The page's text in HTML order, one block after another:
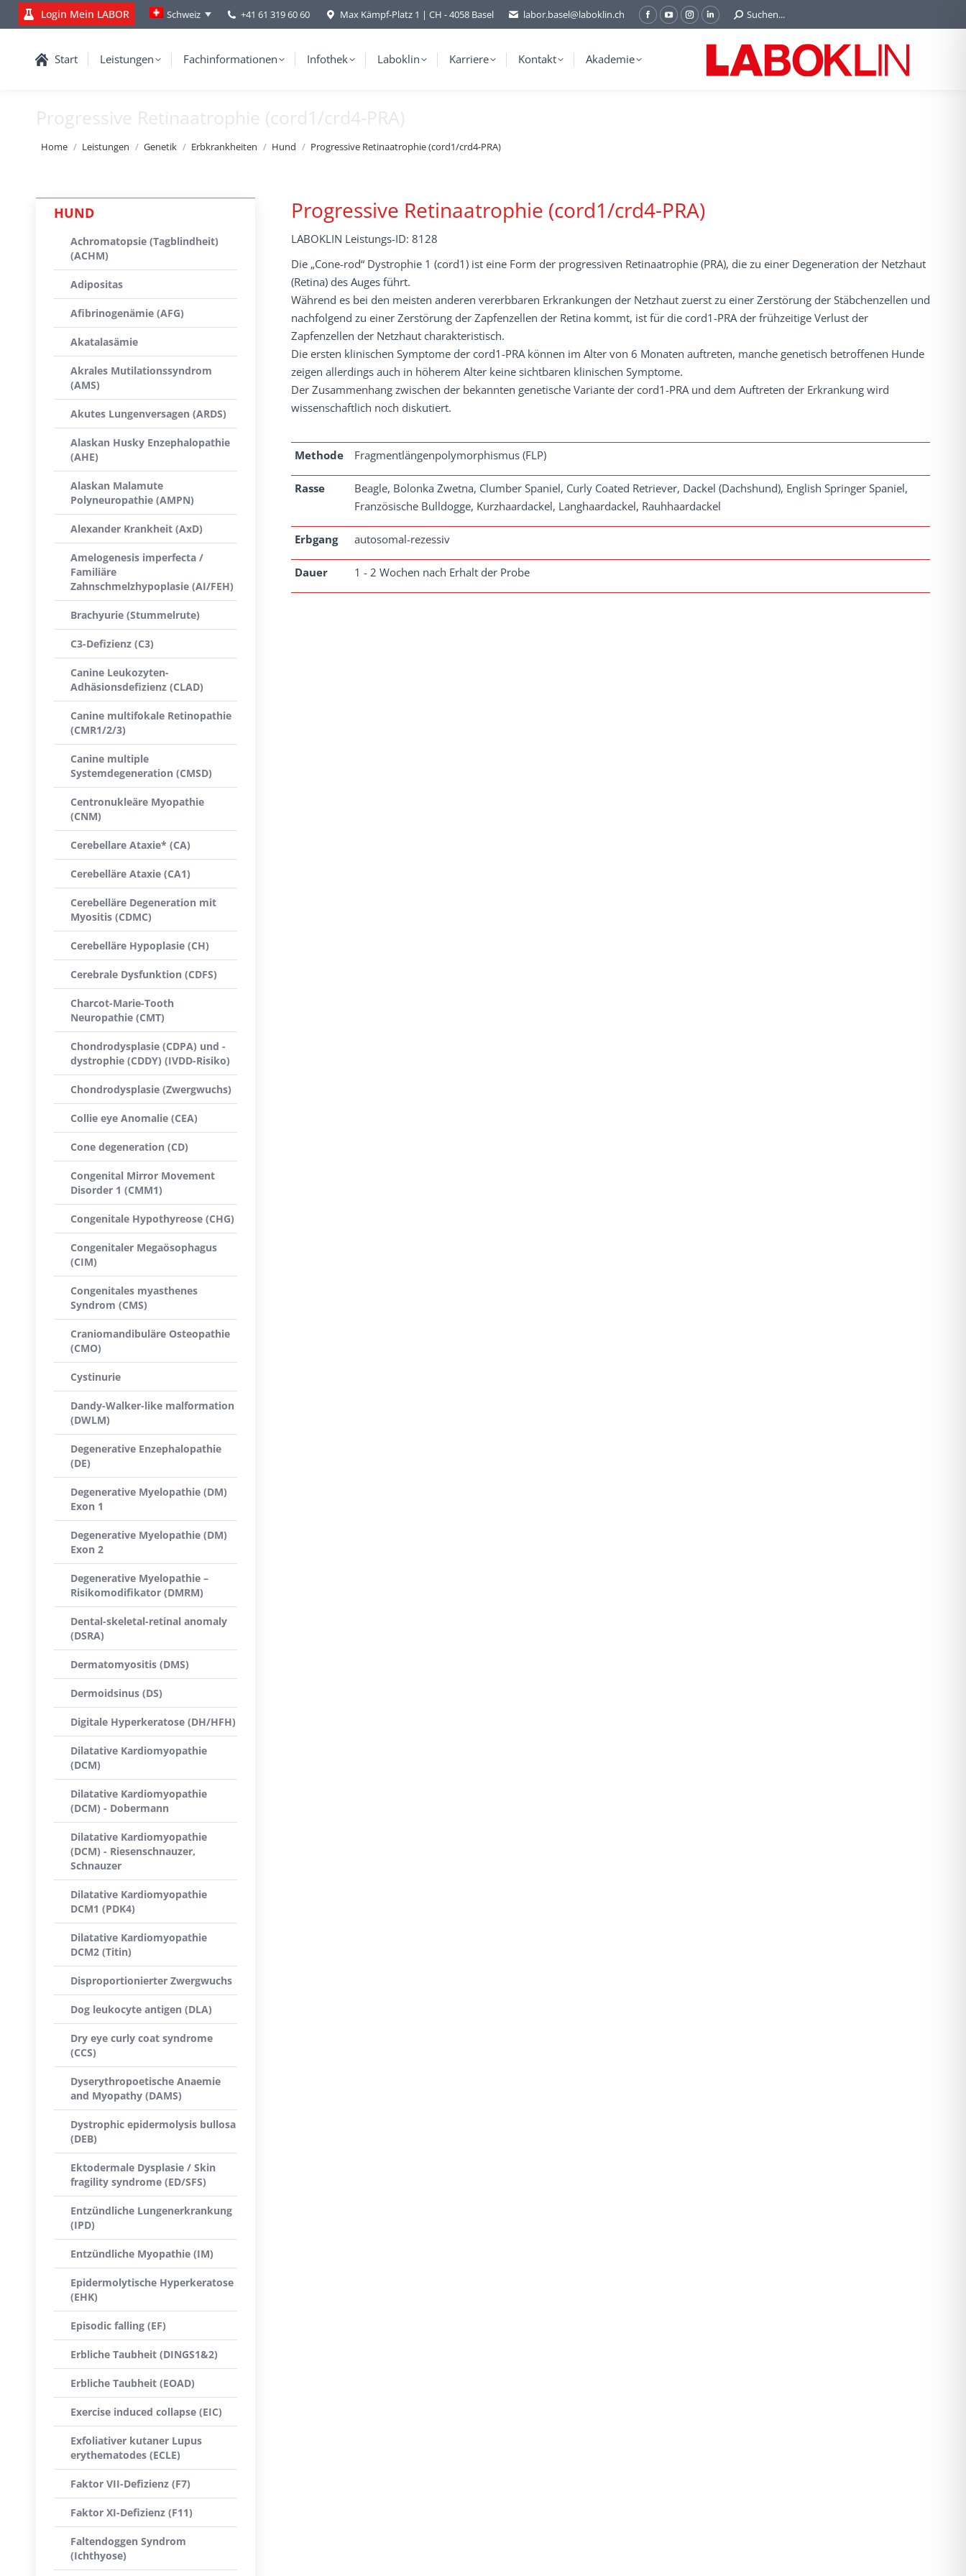
Login Mein LABOR Schweiz +41 61 319 60 60 Max Kämpf-Platz 1 | CH - 4058 Basel labor.basel@laboklin.ch
Facebook
YouTubeInstagram
page
Linkedin
page
opens
in
Search:
Suchen...
Start Leistungen Fachinformationen Infothek Laboklin Karriere Kontakt Akademie
Progressive Retinaatrophie (cord1/crd4-PRA)
You are here:
Home Leistungen Genetik Erbkrankheiten Hund Progressive Retinaatrophie (cord1/crd4-PRA)
Progressive Retinaatrophie (cord1/crd4-PRA)
LABOKLIN Leistungs-ID: 8128
Die „Cone-rod“ Dystrophie 1 (cord1) ist eine Form der progressiven Retinaatrophie (PRA), die zu einer Degeneration der Netzhaut
(Retina) des Auges führt.
Während es bei den meisten anderen vererbbaren Erkrankungen der Netzhaut zuerst zu einer Zerstörung der Stäbchenzellen und
nachfolgend zu einer Zerstörung der Zapfenzellen der Retina kommt, ist für die cord1-PRA der frühzeitige Verlust der
Zapfenzellen der Netzhaut charakteristisch.
Die ersten klinischen Symptome der cord1-PRA können im Alter von 6 Monaten auftreten, manche genetisch betroffenen Hunde
zeigen allerdings auch in höherem Alter keine sichtbaren klinischen Symptome.
Der Zusammenhang zwischen der bekannten genetische Variante der cord1-PRA und dem Auftreten der Erkrankung wird
wissenschaftlich noch diskutiert.
Methode Fragmentlängenpolymorphismus (FLP)
Rasse
Beagle, Bolonka Zwetna, Clumber Spaniel, Curly Coated Retriever, Dackel (Dachshund), English Springer Spaniel,
Französische Bulldogge, Kurzhaardackel, Langhaardackel, Rauhhaardackel
Erbgang autosomal-rezessiv
Dauer 1 - 2 Wochen nach Erhalt der Probe
HUND
Achromatopsie (Tagblindheit)
(ACHM)
Adipositas
Afibrinogenämie (AFG)
Akatalasämie
Akrales Mutilationssyndrom
(AMS)
Akutes Lungenversagen (ARDS)
Alaskan Husky Enzephalopathie
(AHE)
Alaskan Malamute
Polyneuropathie (AMPN)
Alexander Krankheit (AxD)
Amelogenesis imperfecta /
Familiäre
Zahnschmelzhypoplasie (AI/FEH)
Brachyurie (Stummelrute)
C3-Defizienz (C3)
Canine Leukozyten-
Adhäsionsdefizienz (CLAD)
Canine multifokale Retinopathie
(CMR1/2/3)
Canine multiple
Systemdegeneration (CMSD)
Centronukleäre Myopathie
(CNM)
Cerebellare Ataxie* (CA)
Cerebelläre Ataxie (CA1)
Cerebelläre Degeneration mit
Myositis (CDMC)
Cerebelläre Hypoplasie (CH)
Cerebrale Dysfunktion (CDFS)
Charcot-Marie-Tooth
Neuropathie (CMT)
Chondrodysplasie (CDPA) und -
dystrophie (CDDY) (IVDD-Risiko)
Chondrodysplasie (Zwergwuchs)
Collie eye Anomalie (CEA)
Cone degeneration (CD)
Congenital Mirror Movement
Disorder 1 (CMM1)
Congenitale Hypothyreose (CHG)
Congenitaler Megaösophagus
(CIM)
Congenitales myasthenes
Syndrom (CMS)
Craniomandibuläre Osteopathie
(CMO)
Cystinurie
Dandy-Walker-like malformation
(DWLM)
Degenerative Enzephalopathie
(DE)
Degenerative Myelopathie (DM)
Exon 1
Degenerative Myelopathie (DM)
Exon 2
Degenerative Myelopathie –
Risikomodifikator (DMRM)
Dental-skeletal-retinal anomaly
(DSRA)
Dermatomyositis (DMS)
Dermoidsinus (DS)
Digitale Hyperkeratose (DH/HFH)
Dilatative Kardiomyopathie
(DCM)
Dilatative Kardiomyopathie
(DCM) - Dobermann
Dilatative Kardiomyopathie
(DCM) - Riesenschnauzer,
Schnauzer
Dilatative Kardiomyopathie
DCM1 (PDK4)
Dilatative Kardiomyopathie
DCM2 (Titin)
Disproportionierter Zwergwuchs
Dog leukocyte antigen (DLA)
Dry eye curly coat syndrome
(CCS)
Dyserythropoetische Anaemie
and Myopathy (DAMS)
Dystrophic epidermolysis bullosa
(DEB)
Ektodermale Dysplasie / Skin
fragility syndrome (ED/SFS)
Entzündliche Lungenerkrankung
(IPD)
Entzündliche Myopathie (IM)
Epidermolytische Hyperkeratose
(EHK)
Episodic falling (EF)
Erbliche Taubheit (DINGS1&2)
Erbliche Taubheit (EOAD)
Exercise induced collapse (EIC)
Exfoliativer kutaner Lupus
erythematodes (ECLE)
Faktor VII-Defizienz (F7)
Faktor XI-Defizienz (F11)
Faltendoggen Syndrom
(Ichthyose)